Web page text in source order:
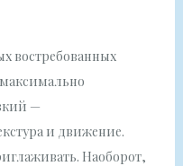
востребованных
—
и движение.
Наоборот,